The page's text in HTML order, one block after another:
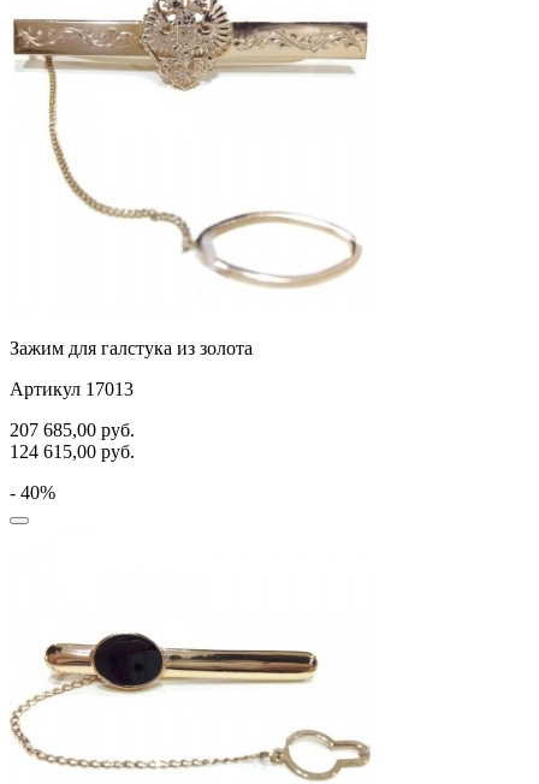
Зажим для галстука из золота
Артикул 17013
207 685,00 руб.
124 615,00 руб.
- 40%